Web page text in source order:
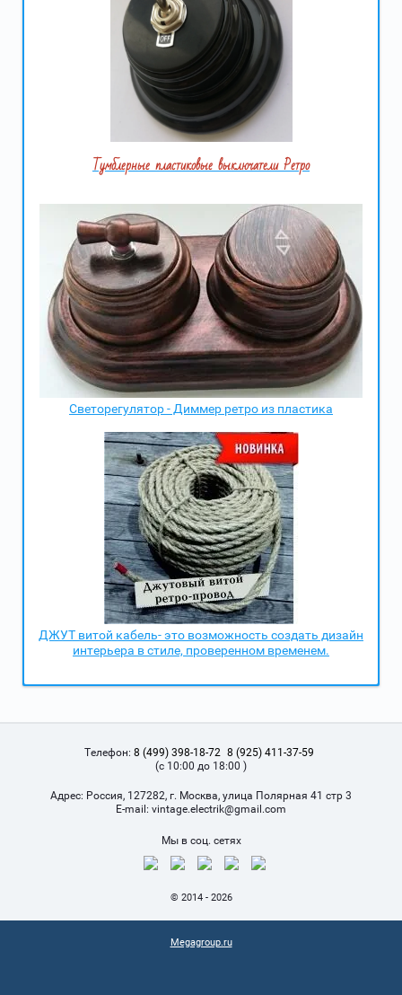
Тумблерные пластиковые выключатели Ретро
Светорегулятор - Диммер ретро из пластика
ДЖУТ витой кабель- это возможность создать дизайн
интерьера в стиле, проверенном временем.
Телефон: 8 (499) 398-18-72 8 (925) 411-37-59
(с 10:00 до 18:00 )
Адрес: Россия, 127282, г. Москва, улица Полярная 41 стр 3
Е-mail: vintage.electrik@gmail.com
Мы в соц. сетях
© 2014 - 2026
Megagroup.ru